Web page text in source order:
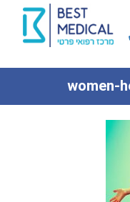
women-